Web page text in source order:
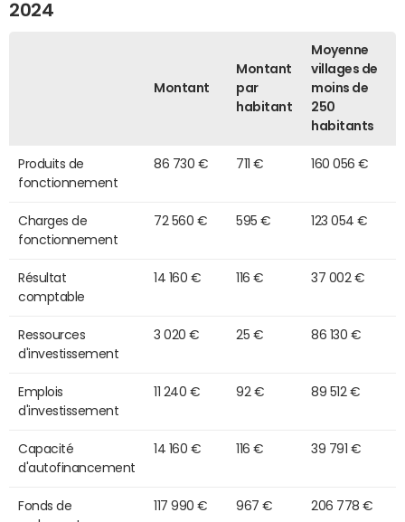
2024
Montant
Montant
par
habitant
Moyenne
villages de
moins de
250
habitants
Produits de
fonctionnement
86 730 € 711 € 160 056 €
Charges de
fonctionnement
72 560 € 595 € 123 054 €
Résultat
comptable
14 160 € 116 € 37 002 €
Ressources
d'investissement
3 020 € 25 € 86 130 €
Emplois
d'investissement
11 240 € 92 € 89 512 €
Capacité
d'autofinancement
14 160 € 116 € 39 791 €
Fonds de
117 990 € 967 € 206 778 €